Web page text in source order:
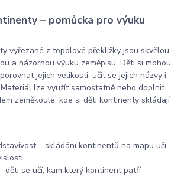
– pomůcka pro výuku
vyřezané z topolové překližky jsou skvělou
a názornou výuku zeměpisu. Děti si mohou
jejich velikosti, učit se jejich názvy i
lze využít samostatně nebo doplnit
zeměkoule, kde si děti kontinenty skládají
– skládání kontinentů na mapu učí
děti se učí, kam který kontinent patří